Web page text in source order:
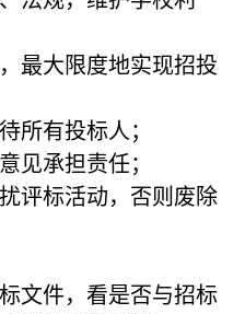
最大限度地实现招投
所有投标人；
见承担责任；
评标活动，否则废除
文件，看是否与招标